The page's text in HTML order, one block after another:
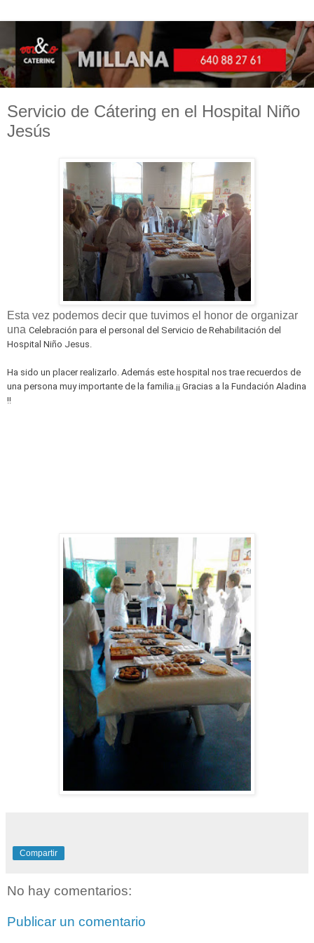
Servicio de Cátering en el Hospital Niño
Jesús
Esta vez podemos decir que tuvimos el honor de organizar
una Celebración para el personal del Servicio de Rehabilitación del
Hospital Niño Jesus.
Ha sido un placer realizarlo. Además este hospital nos trae recuerdos de
una persona muy importante de la familia. ¡¡ Gracias a la Fundación Aladina
!!
Compartir
No hay comentarios:
Publicar un comentario